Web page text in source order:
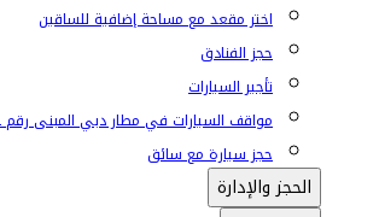
اختر مقعد مع مساحة إضافية للساقين
حجز الفنادق
تأجير السيارات
مواقف السيارات في مطار دبي المبنى رقم 2
حجز سيارة مع سائق
الحجز والإدارة